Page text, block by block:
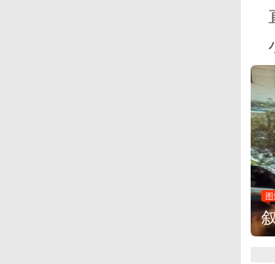
叙利亚：大马士革发生爆炸